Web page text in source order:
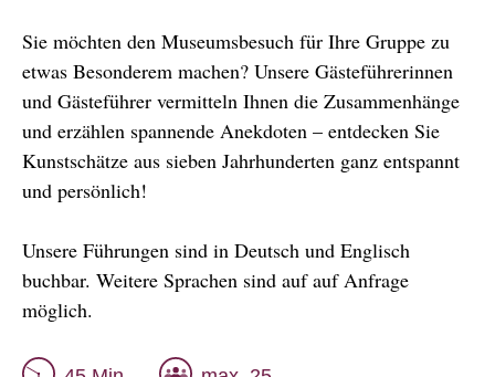
Sie möchten den Museumsbesuch für Ihre Gruppe zu
etwas Besonderem machen? Unsere Gästeführerinnen
und Gästeführer vermitteln Ihnen die Zusammenhänge
und erzählen spannende Anekdoten – entdecken Sie
Kunstschätze aus sieben Jahrhunderten ganz entspannt
und persönlich!
Unsere Führungen sind in Deutsch und Englisch
buchbar. Weitere Sprachen sind auf auf Anfrage
möglich.